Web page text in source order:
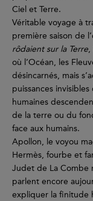
Ciel et Terre.
Véritable voyage à
première saison de
rôdaient sur la Terre,
où l’Océan, les
désincarnés, mais
puissances
humaines
de la terre ou du
face aux humains.
Apollon, le voyou
Hermès, fourbe et
Judet de La Combe
parlent encore
expliquer la finitude